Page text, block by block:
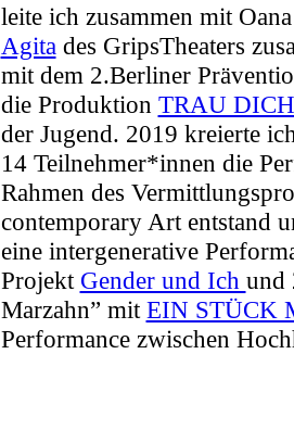
leite ich zusammen mit
Agita des GripsTheaters
mit dem 2.Berliner
die Produktion TRAU
der Jugend. 2019 kreierte
14 Teilnehmer*innen die
Rahmen des
contemporary Art entstand
eine intergenerative
Projekt Gender und Ich und
Marzahn” mit EIN STÜCK
Performance zwischen